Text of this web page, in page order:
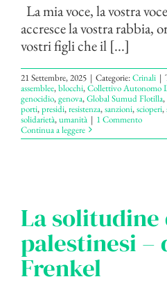
La mia voce, la vostra
accresce la vostra rabbia,
vostri figli che il [...]
21 Settembre, 2025 | Categorie:Crinali |
assemblee,blocchi,Collettivo Autonomo
genocidio,genova,Global Sumud Flotilla,
porti,presidi,resistenza,sanzioni,scioperi,
solidarietà,umanità | 1 Commento
Continua a leggere
La solitudine
palestinesi –
Frenkel